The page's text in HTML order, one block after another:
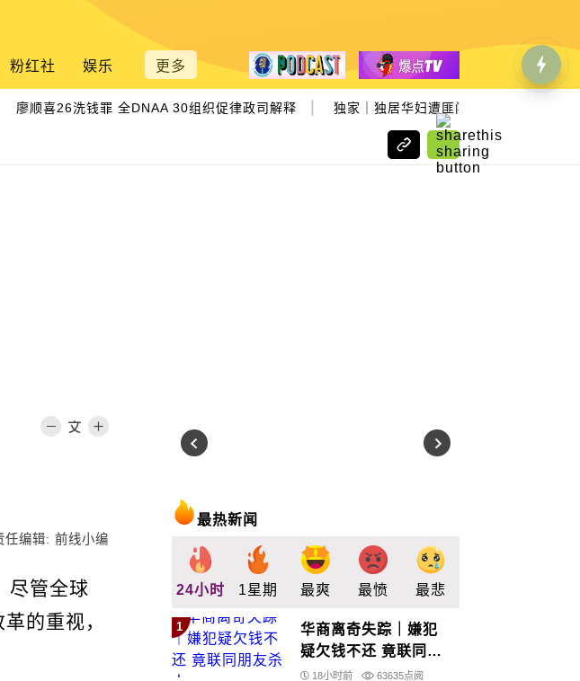
粉红社 娱乐 更多
廖顺喜26洗钱罪 全DNAA 30组织促律政司解释 | 独家｜独居华妇遭匪闯屋 绑手封嘴劫走2
任编辑: 前线小编
尽管全球
的重视，
最热新闻
24小时 1星期 最爽 最愤 最悲
1
华商离奇失踪｜嫌犯
疑欠钱不还 竟联同朋
友杀人
18小时前 63635点阅